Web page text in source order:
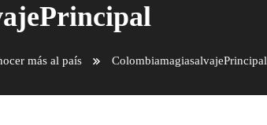
más al país ColombiamagiasalvajePrincipal